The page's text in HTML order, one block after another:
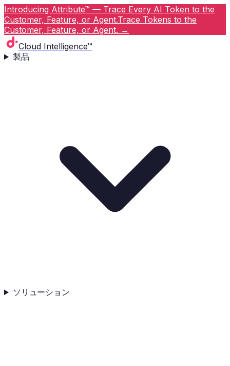
Introducing Attribute™ — Trace Every AI Token to the
Customer, Feature, or Agent.Trace Tokens to the
Customer, Feature, or Agent. →
Cloud Intelligence™
製品
ソリューション